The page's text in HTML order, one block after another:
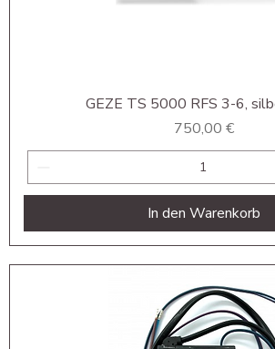
GEZE TS 5000 RFS 3-6,
Preis
750,00 €
In den Warenkorb